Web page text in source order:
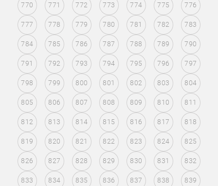
770 771 772 773 774 775 776
777 778 779 780 781 782 783
784 785 786 787 788 789 790
791 792 793 794 795 796 797
798 799 800 801 802 803 804
805 806 807 808 809 810 811
812 813 814 815 816 817 818
819 820 821 822 823 824 825
826 827 828 829 830 831 832
833 834 835 836 837 838 839